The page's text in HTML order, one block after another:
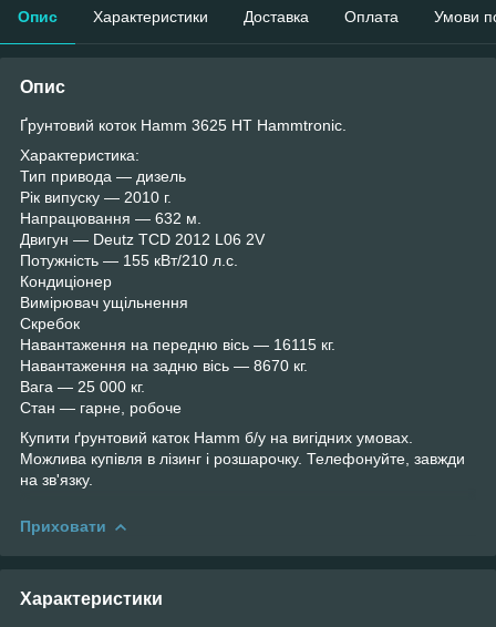
Опис Характеристики Доставка Оплата Умови
Опис
Ґрунтовий коток Hamm 3625 HT Hammtronic.
Характеристика:
Тип привода — дизель
Рік випуску — 2010 г.
Напрацювання — 632 м.
Двигун — Deutz TСD 2012 L06 2V
Потужність — 155 кВт/210 л.с.
Кондиціонер
Вимірювач ущільнення
Скребок
Навантаження на передню вісь — 16115 кг.
Навантаження на задню вісь — 8670 кг.
Вага — 25 000 кг.
Стан — гарне, робоче
Купити ґрунтовий каток Hamm б/у на вигідних умовах.
Можлива купівля в лізинг і розшарочку. Телефонуйте, завжди
на зв'язку.
Приховати
Характеристики